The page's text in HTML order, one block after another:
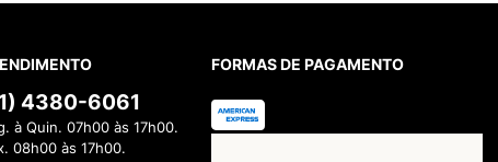
4380-6061
à Quin. 07h00 às 17h00.
08h00 às 17h00.
FORMAS DE PAGAMENTO